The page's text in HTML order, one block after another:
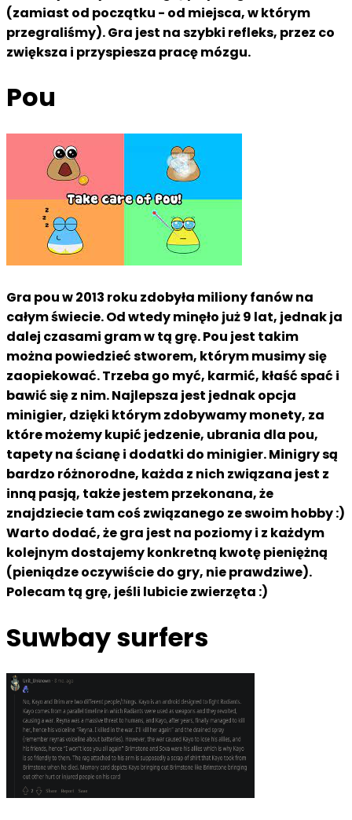
(zamiast od początku - od miejsca, w którym
przegraliśmy). Gra jest na szybki refleks, przez co
zwiększa i przyspiesza pracę mózgu.
Pou
Gra pou w 2013 roku zdobyła miliony fanów na
całym świecie. Od wtedy minęło już 9 lat, jednak ja
dalej czasami gram w tą grę. Pou jest takim
można powiedzieć stworem, którym musimy się
zaopiekować. Trzeba go myć, karmić, kłaść spać i
bawić się z nim. Najlepsza jest jednak opcja
minigier, dzięki którym zdobywamy monety, za
które możemy kupić jedzenie, ubrania dla pou,
tapety na ścianę i dodatki do minigier. Minigry są
bardzo różnorodne, każda z nich związana jest z
inną pasją, także jestem przekonana, że
znajdziecie tam coś związanego ze swoim hobby :)
Warto dodać, że gra jest na poziomy i z każdym
kolejnym dostajemy konkretną kwotę pieniężną
(pieniądze oczywiście do gry, nie prawdziwe).
Polecam tą grę, jeśli lubicie zwierzęta :)
Suwbay surfers